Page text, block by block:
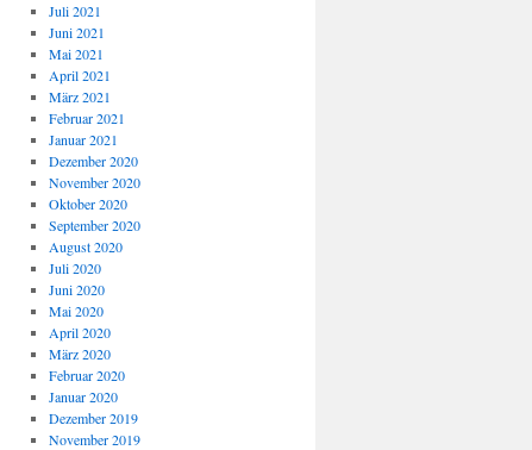
Juli 2021
Juni 2021
Mai 2021
April 2021
März 2021
Februar 2021
Januar 2021
Dezember 2020
November 2020
Oktober 2020
September 2020
August 2020
Juli 2020
Juni 2020
Mai 2020
April 2020
März 2020
Februar 2020
Januar 2020
Dezember 2019
November 2019